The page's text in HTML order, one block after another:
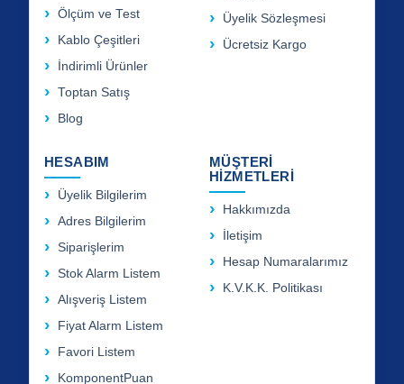
Ölçüm ve Test
Kablo Çeşitleri
İndirimli Ürünler
Toptan Satış
Blog
Üyelik Sözleşmesi
Ücretsiz Kargo
HESABIM
Üyelik Bilgilerim
Adres Bilgilerim
Siparişlerim
Stok Alarm Listem
Alışveriş Listem
Fiyat Alarm Listem
Favori Listem
KomponentPuan
MÜŞTERİ
HİZMETLERİ
Hakkımızda
İletişim
Hesap Numaralarımız
K.V.K.K. Politikası